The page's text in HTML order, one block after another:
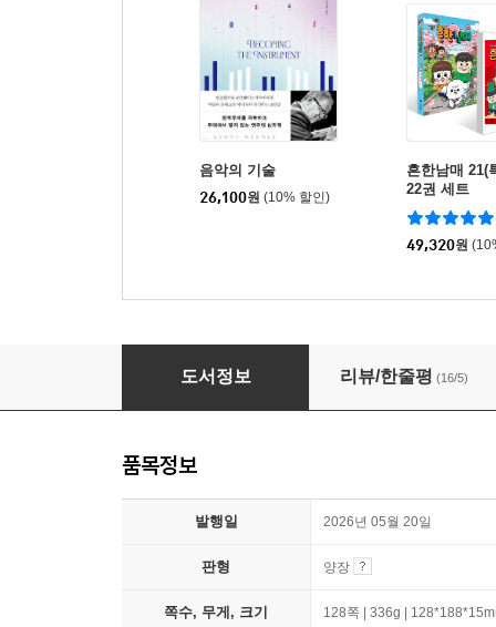
음악의 기술
26,100원 (10% 할인)
흔한남매 21(
22권 세트
49,320원
예술은 무엇을 하는가
도서정보 리뷰/한줄평 (16/5)
품목정보
발행일 2026년 05월 20일
판형 양장
쪽수, 무게, 크기 128쪽 | 336g |